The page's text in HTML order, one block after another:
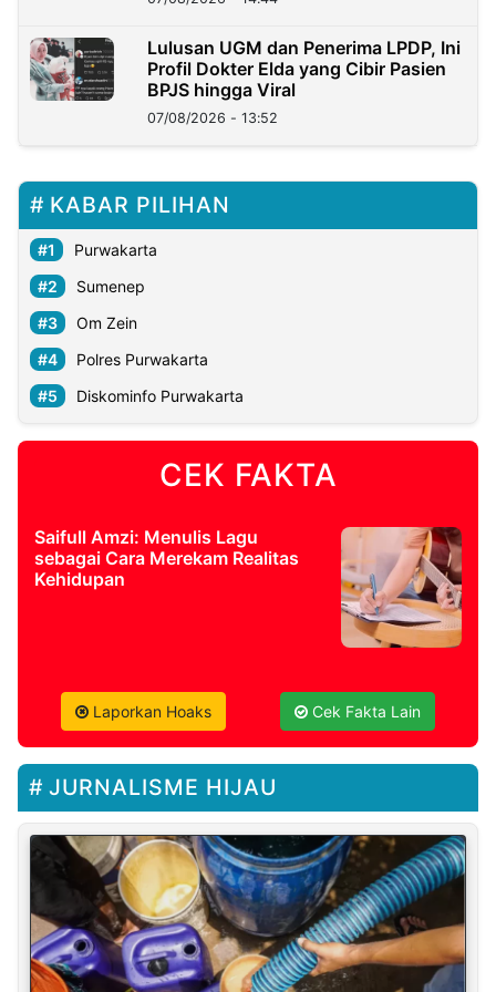
Lulusan UGM dan Penerima LPDP, Ini
Profil Dokter Elda yang Cibir Pasien
BPJS hingga Viral
07/08/2026 - 13:52
KABAR PILIHAN
Purwakarta
Sumenep
Om Zein
Polres Purwakarta
Diskominfo Purwakarta
CEK FAKTA
Saifull Amzi: Menulis Lagu
sebagai Cara Merekam Realitas
Kehidupan
Laporkan Hoaks Cek Fakta Lain
JURNALISME HIJAU